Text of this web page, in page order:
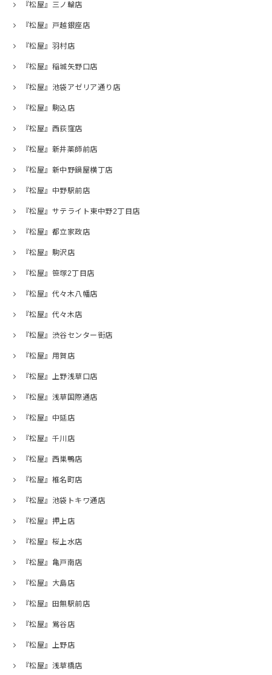
『松屋』三ノ輪店
『松屋』戸越銀座店
『松屋』羽村店
『松屋』稲城矢野口店
『松屋』池袋アゼリア通り店
『松屋』駒込店
『松屋』西荻窪店
『松屋』新井薬師前店
『松屋』新中野鍋屋横丁店
『松屋』中野駅前店
『松屋』サテライト東中野2丁目店
『松屋』都立家政店
『松屋』駒沢店
『松屋』笹塚2丁目店
『松屋』代々木八幡店
『松屋』代々木店
『松屋』渋谷センター街店
『松屋』用賀店
『松屋』上野浅草口店
『松屋』浅草国際通店
『松屋』中延店
『松屋』千川店
『松屋』西巣鴨店
『松屋』椎名町店
『松屋』池袋トキワ通店
『松屋』押上店
『松屋』桜上水店
『松屋』亀戸南店
『松屋』大島店
『松屋』田無駅前店
『松屋』鴬谷店
『松屋』上野店
『松屋』浅草橋店